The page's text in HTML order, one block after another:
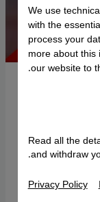
خلال
رقم
من
سياسيا
We use
with the
process your
more about
our website to
Read all the
and withdraw
Privacy Policy